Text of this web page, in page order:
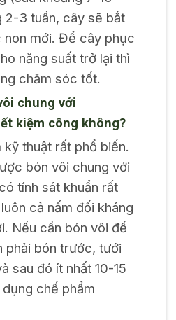
2-3 tuần, cây sẽ bắt
non mới. Để cây phục
năng suất trở lại thì
chăm sóc tốt.
chung với
kiệm công không?
thuật rất phổ biến.
bón vôi chung với
tính sát khuẩn rất
cả nấm đối kháng
Nếu cần bón vôi để
phải bón trước, tưới
sau đó ít nhất 10-15
chế phẩm